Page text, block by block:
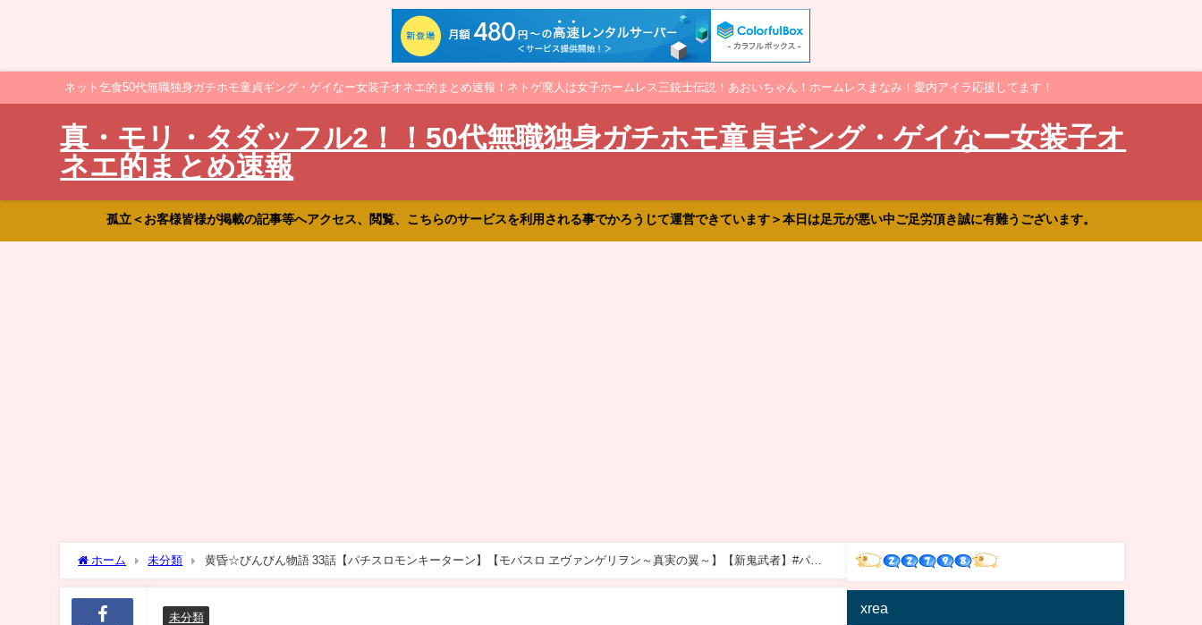
ネット乞食50代無職独身ガチホモ童貞ギング・ゲイなー女装子オネエ的まとめ速報！ネトゲ廃人は女子ホームレス三銃士伝説！あおいちゃん！ホームレスまなみ！愛内アイラ応援してます！
真・モリ・タダッフル2！！50代無職独身ガチホモ童貞ギング・ゲイなー女装子オ
ネエ的まとめ速報
孤立＜お客様皆様が掲載の記事等へアクセス、閲覧、こちらのサービスを利用される事でかろうじて運営できています＞本日は足元が悪い中ご足労頂き誠に有難うございます。
ホーム 未分類
黄昏☆びんびん物語 33話【パチスロモンキーターン】【モバスロ ヱヴァンゲリヲン～真実の翼～】【新鬼武者】#パチ
ンコ #パチスロ
未分類
xrea